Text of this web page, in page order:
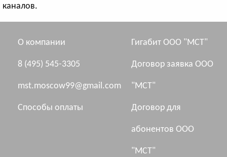
каналов.
О компании
8 (495) 545-3305
mst.moscow99@gmail.com
Способы оплаты
Гигабит ООО "МСТ"
Договор заявка ООО
"МСТ"
Договор для
абонентов ООО
"МСТ"